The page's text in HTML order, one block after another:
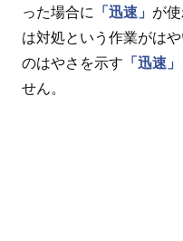
った場合に
「迅速」 が
は対処という作業がは
のはやさを示す 「迅速」
せん。